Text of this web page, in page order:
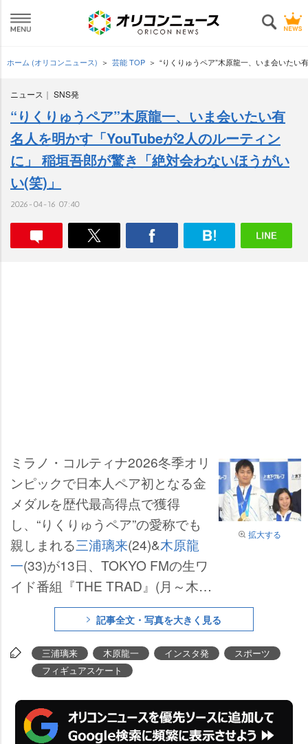
ホーム (オリコンニュース) 芸能 TOP “りくりゅうペア”木原龍一、いま会いたい
ニュース SNS発
“りくりゅうペア”木原龍一、いま会いたい有
名人を明かす「YouTubeが2人のルーティン
に」 稲垣吾郎が驚き「絶対会わないほうがい
い(笑)」
2026-04-16 07:40
拡大する
ミラノ・コルティナ2026冬季オリ
ンピックで日本人ペア初となる金
メダルを歴代最高得点で獲得
し、“りくりゅうペア”の愛称でも
親しまれる三浦璃来(24)&木原龍
一(33)が13日、TOKYO FMの生ワ
イド番組『THE TRAD』(月～木
後3:00～4:50)にゲスト出演。木原
が“いま会ってみたい人”を明かし
た。
記事全文・写真を大きく見る
三浦璃来 木原龍一 インスタ発
スポーツ
フィギュアスケート